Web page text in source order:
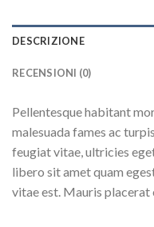
DESCRIZIONE
RECENSIONI (0)
Pellentesque habitant
malesuada fames ac
feugiat vitae, ultricies
libero sit amet quam
vitae est. Mauris placerat